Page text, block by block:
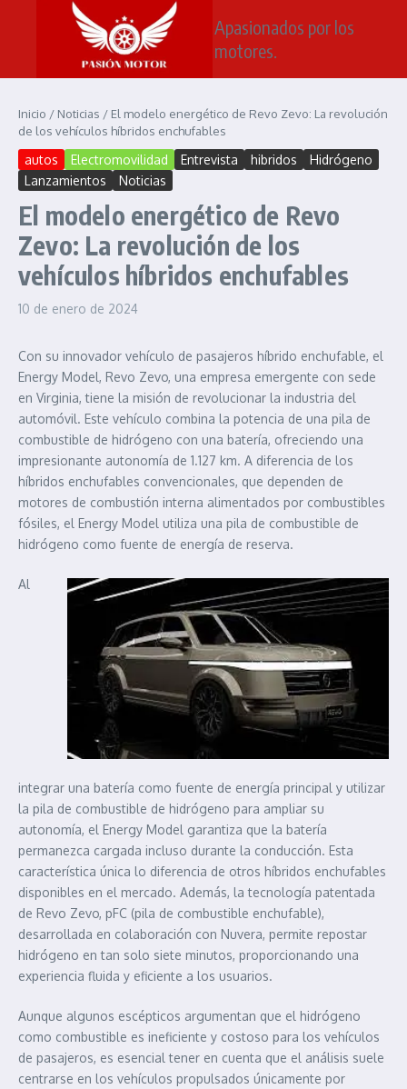
Saltar al contenido
Apasionados por los
motores.
Inicio / Noticias / El modelo energético de Revo Zevo: La revolución
de los vehículos híbridos enchufables
autos Electromovilidad Entrevista hibridos
Hidrógeno
Lanzamientos
Noticias
El modelo energético de Revo
Zevo: La revolución de los
vehículos híbridos enchufables
10 de enero de 2024
Con su innovador vehículo de pasajeros híbrido enchufable, el
Energy Model, Revo Zevo, una empresa emergente con sede
en Virginia, tiene la misión de revolucionar la industria del
automóvil. Este vehículo combina la potencia de una pila de
combustible de hidrógeno con una batería, ofreciendo una
impresionante autonomía de 1.127 km. A diferencia de los
híbridos enchufables convencionales, que dependen de
motores de combustión interna alimentados por combustibles
fósiles, el Energy Model utiliza una pila de combustible de
hidrógeno como fuente de energía de reserva.
Al
integrar una batería como fuente de energía principal y utilizar
la pila de combustible de hidrógeno para ampliar su
autonomía, el Energy Model garantiza que la batería
permanezca cargada incluso durante la conducción. Esta
característica única lo diferencia de otros híbridos enchufables
disponibles en el mercado. Además, la tecnología patentada
de Revo Zevo, pFC (pila de combustible enchufable),
desarrollada en colaboración con Nuvera, permite repostar
hidrógeno en tan solo siete minutos, proporcionando una
experiencia fluida y eficiente a los usuarios.
Aunque algunos escépticos argumentan que el hidrógeno
como combustible es ineficiente y costoso para los vehículos
de pasajeros, es esencial tener en cuenta que el análisis suele
centrarse en los vehículos propulsados únicamente por